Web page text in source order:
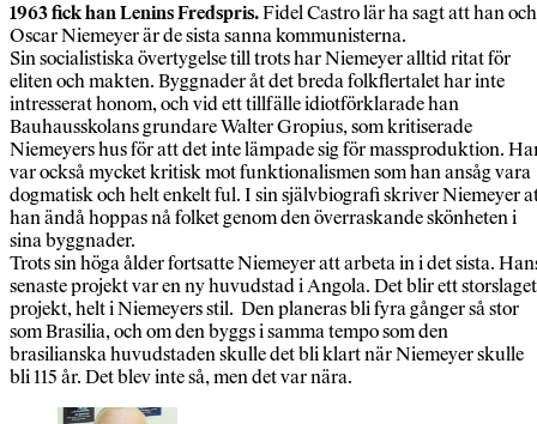
1963 fick han Lenins Fredspris.Fidel Castro lär ha sagt att han och
Oscar Niemeyer är de sista sanna kommunisterna.
Sin socialistiska övertygelse till trots har Niemeyer alltid ritat för
eliten och makten. Byggnader åt det breda folkflertalet har inte
intresserat honom, och vid ett tillfälle idiotförklarade han
Bauhausskolans grundare Walter Gropius, som kritiserade
Niemeyers hus för att det inte lämpade sig för massproduktion.
var också mycket kritisk mot funktionalismen som han ansåg vara
dogmatisk och helt enkelt ful. I sin självbiografi skriver Niemeyer
han ändå hoppas nå folket genom den överraskande skönheten i
sina byggnader.
Trots sin höga ålder fortsatte Niemeyer att arbeta in i det sista.
senaste projekt var en ny huvudstad i Angola. Det blir ett storslaget
projekt, helt i Niemeyers stil. Den planeras bli fyra gånger så stor
som Brasilia, och om den byggs i samma tempo som den
brasilianska huvudstaden skulle det bli klart när Niemeyer skulle
bli 115 år. Det blev inte så, men det var nära.